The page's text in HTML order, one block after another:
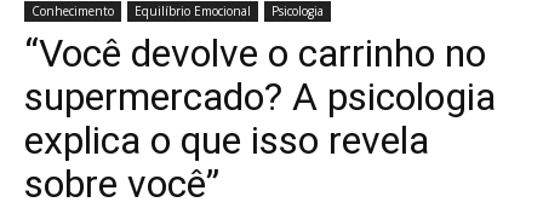
Conhecimento Equilíbrio Emocional Psicologia
“Você devolve o carrinho no
supermercado? A psicologia
explica o que isso revela
sobre você”